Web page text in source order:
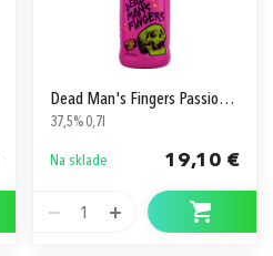
Dead Man's Fingers Passion Fruit
37,5% 0,7l
Na sklade 19,10 €
1